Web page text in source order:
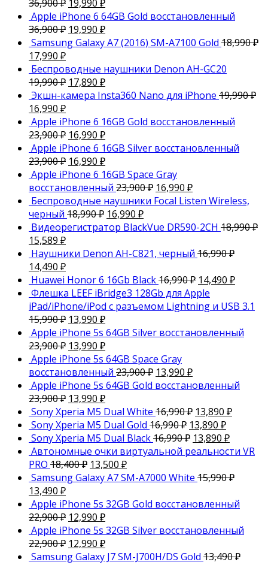
36,900₽ 19,990 ₽
Apple iPhone 6 64GB Gold восстановленный
36,900₽ 19,990 ₽
Samsung Galaxy A7 (2016) SM-A7100 Gold 18,990₽
17,990 ₽
Беспроводные наушники Denon AH-GC20
19,990₽ 17,890 ₽
Экшн-камера Insta360 Nano для iPhone 19,990₽
16,990 ₽
Apple iPhone 6 16GB Gold восстановленный
23,900₽ 16,990 ₽
Apple iPhone 6 16GB Silver восстановленный
23,900₽ 16,990 ₽
Apple iPhone 6 16GB Space Gray
восстановленный 23,900₽ 16,990 ₽
Беспроводные наушники Focal Listen Wireless,
черный 18,990₽ 16,990 ₽
Видеорегистратор BlackVue DR590-2CH 18,990₽
15,589 ₽
Наушники Denon AH-C821, черный 16,990₽
14,490 ₽
Huawei Honor 6 16Gb Black16,990₽ 14,490 ₽
Флешка LEEF iBridge3 128Gb для Apple
iPad/iPhone/iPod с разъемом Lightning и USB 3.1
15,990₽ 13,990 ₽
Apple iPhone 5s 64GB Silver восстановленный
23,900₽ 13,990 ₽
Apple iPhone 5s 64GB Space Gray
восстановленный 23,900₽ 13,990 ₽
Apple iPhone 5s 64GB Gold восстановленный
23,900₽ 13,990 ₽
Sony Xperia M5 Dual White 16,990₽ 13,890 ₽
Sony Xperia M5 Dual Gold 16,990₽ 13,890 ₽
Sony Xperia M5 Dual Black16,990₽ 13,890 ₽
Автономные очки виртуальной реальности VR
PRO 18,400₽ 13,500 ₽
Samsung Galaxy A7 SM-A7000 White 15,990₽
13,490 ₽
Apple iPhone 5s 32GB Gold восстановленный
22,900₽ 12,990 ₽
Apple iPhone 5s 32GB Silver восстановленный
22,900₽ 12,990 ₽
Samsung Galaxy J7 SM-J700H/DS Gold 13,490₽